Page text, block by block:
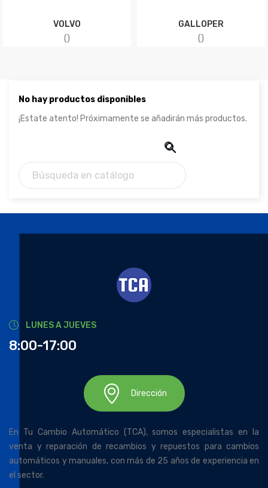
VOLVO
()
GALLOPER
()
No hay productos disponibles
¡Estate atento! Próximamente se añadirán más productos.


LUNES A JUEVES
8:00-17:00
Dirección
En Tu Cambio Automático (TCA), somos especialistas en la
venta y reparación de recambios y repuestos para cambios
automáticos y manuales, con más de 25 años de experiencia en
el sector.